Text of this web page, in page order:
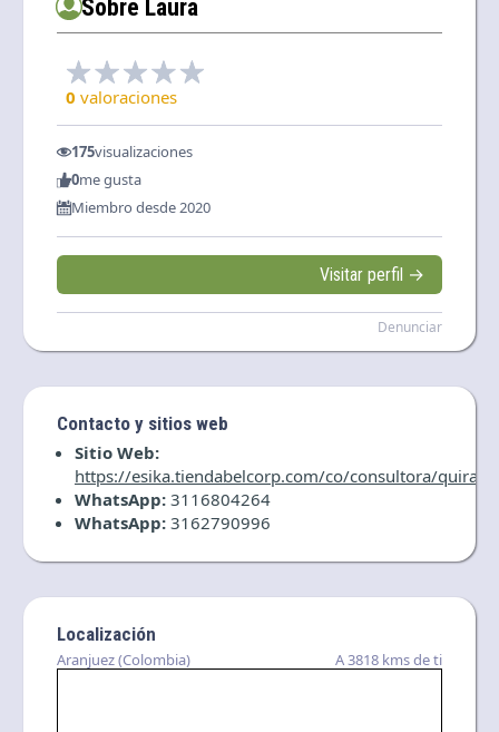
Sobre Laura
0 valoraciones
175visualizaciones
0me gusta
Miembro desde 2020
Visitar perfil →
Denunciar
Contacto y sitios web
Sitio Web:
https://esika.tiendabelcorp.com/co/consultora/
WhatsApp:3116804264
WhatsApp:3162790996
Localización
Aranjuez (Colombia) A 3818 kms de ti